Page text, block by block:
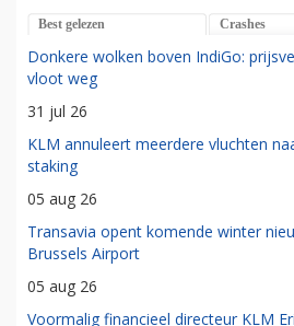
Best gelezen Crashes
Donkere wolken boven IndiGo:
vloot weg
31 jul 26
KLM annuleert meerdere vluchten
staking
05 aug 26
Transavia opent komende winter
Brussels Airport
05 aug 26
Voormalig financieel directeur KLM